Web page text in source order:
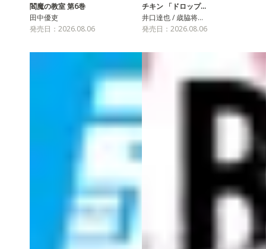
閻魔の教室 第6巻
田中優吏
発売日：2026.08.06
チキン 「ドロップ…
井口達也 / 歳脇将…
発売日：2026.08.06